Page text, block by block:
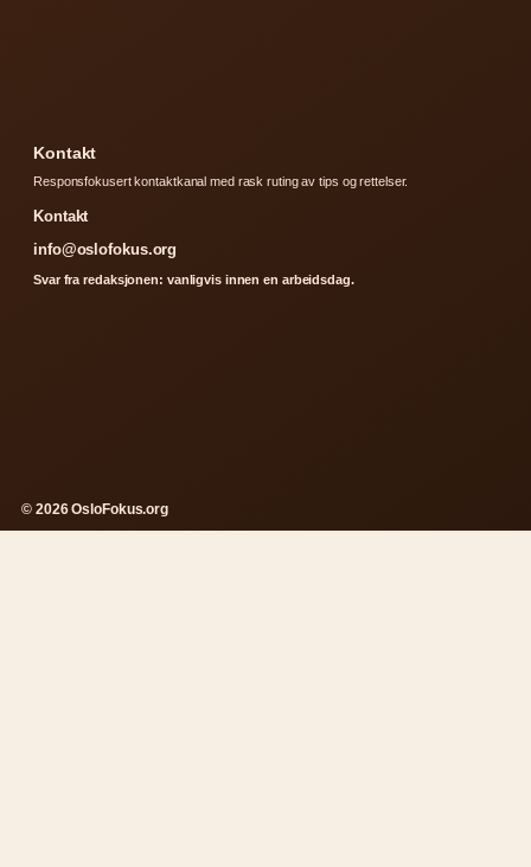
Kontakt
Responsfokusert kontaktkanal med rask ruting av tips og rettelser.
Kontakt
info@oslofokus.org
Svar fra redaksjonen: vanligvis innen en arbeidsdag.
© 2026 OsloFokus.org